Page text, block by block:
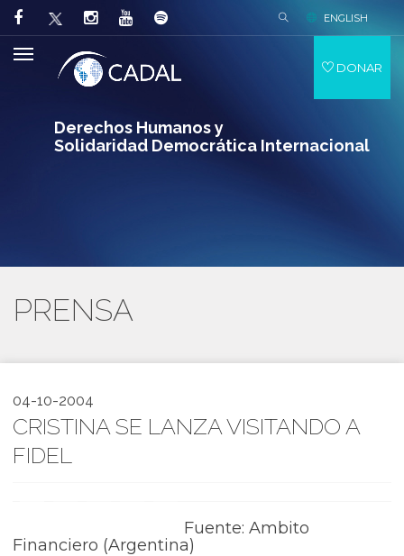
Derechos Humanos y
Solidaridad Democrática Internacional
ENGLISH
DONAR
PRENSA
04-10-2004
CRISTINA SE LANZA VISITANDO A
FIDEL
Fuente: Ambito
Financiero (Argentina)